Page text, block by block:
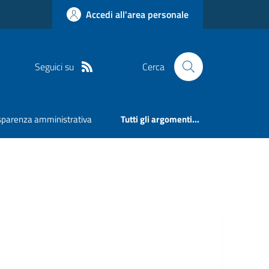
Accedi all'area personale
Seguici su Cerca
amministrativa Tutti gli argomenti...